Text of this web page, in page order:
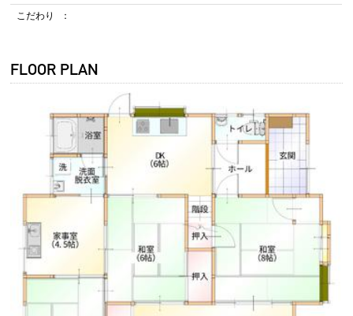
こだわり
FLOOR PLAN